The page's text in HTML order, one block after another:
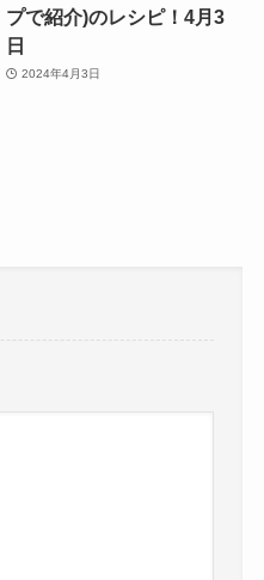
プで紹介)のレシピ！4月3
日
2024年4月3日